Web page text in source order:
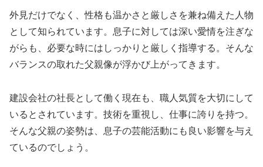
外見だけでなく、性格も温かさと厳しさを兼ね備えた人物
として知られています。息子に対しては深い愛情を注ぎな
がらも、必要な時にはしっかりと厳しく指導する。そんな
バランスの取れた父親像が浮かび上がってきます。
建設会社の社長として働く現在も、職人気質を大切にして
いるとされています。技術を重視し、仕事に誇りを持つ。
そんな父親の姿勢は、息子の芸能活動にも良い影響を与え
ているのでしょう。